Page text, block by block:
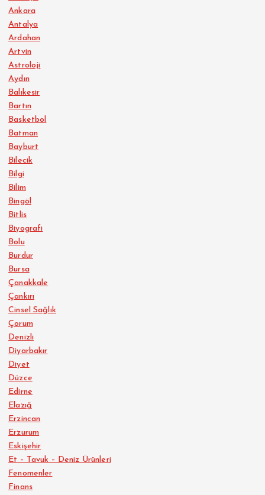
Ankara
Antalya
Ardahan
Artvin
Astroloji
Aydın
Balıkesir
Bartın
Basketbol
Batman
Bayburt
Bilecik
Bilgi
Bilim
Bingöl
Bitlis
Biyografi
Bolu
Burdur
Bursa
Çanakkale
Çankırı
Cinsel Sağlık
Çorum
Denizli
Diyarbakır
Diyet
Düzce
Edirne
Elazığ
Erzincan
Erzurum
Eskişehir
Et – Tavuk – Deniz Ürünleri
Fenomenler
Finans